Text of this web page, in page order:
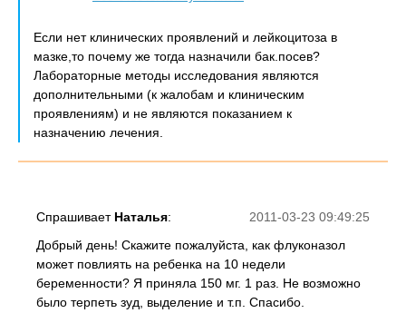
Если нет клинических проявлений и лейкоцитоза в
мазке,то почему же тогда назначили бак.посев?
Лабораторные методы исследования являются
дополнительными (к жалобам и клиническим
проявлениям) и не являются показанием к
назначению лечения.
2011-03-23 09:49:25
Спрашивает Наталья:
Добрый день! Скажите пожалуйста, как флуконазол
может повлиять на ребенка на 10 недели
беременности? Я приняла 150 мг. 1 раз. Не возможно
было терпеть зуд, выделение и т.п. Спасибо.